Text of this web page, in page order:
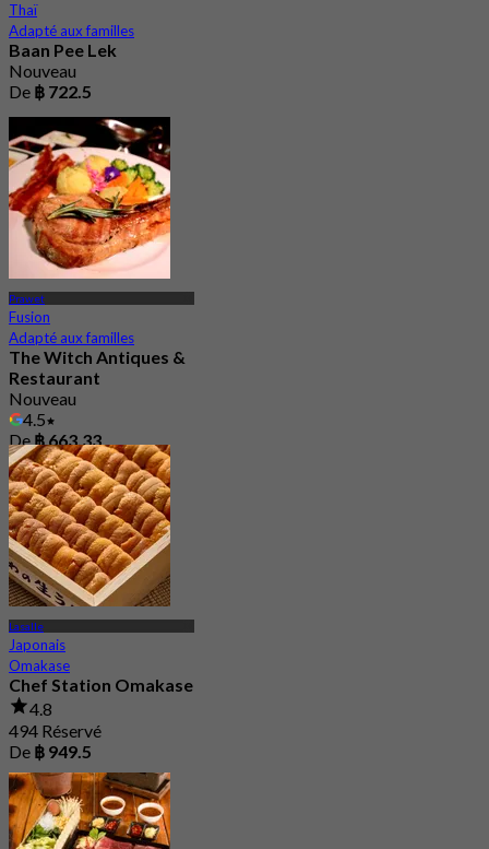
Thaï
Adapté aux familles
Baan Pee Lek
Nouveau
De ฿ 722.5
Prawet
Fusion
Adapté aux familles
The Witch Antiques &
Restaurant
Nouveau
4.5
De฿ 663.33
Lasalle
Japonais
Omakase
Chef Station Omakase
4.8
494 Réservé
De ฿ 949.5